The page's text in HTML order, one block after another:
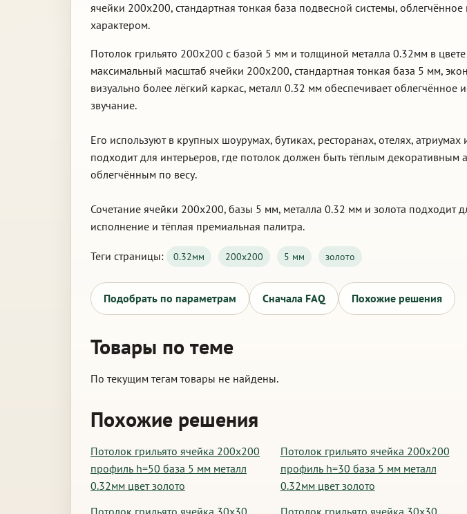
ячейки 200х200, стандартная тонкая база подвесной системы,
характером.
Потолок грильято 200х200 с базой 5 мм и толщиной металла 0.32мм в
максимальный масштаб ячейки 200х200, стандартная тонкая база 5 мм,
визуально более лёгкий каркас, металл 0.32 мм обеспечивает
звучание.
Его используют в крупных шоурумах, бутиках, ресторанах, отелях,
подходит для интерьеров, где потолок должен быть тёплым
облегчённым по весу.
Сочетание ячейки 200х200, базы 5 мм, металла 0.32 мм и золота подходит
исполнение и тёплая премиальная палитра.
Теги страницы: 0.32мм 200х200 5 мм золото
Подобрать по параметрам Сначала FAQ Похожие решения
Товары по теме
По текущим тегам товары не найдены.
Похожие решения
Потолок грильято ячейка 200х200
профиль h=50 база 5 мм металл
0.32мм цвет золото
Потолок грильято ячейка 200х200
профиль h=30 база 5 мм металл
0.32мм цвет золото
Потолок грильято ячейка 30х30
Потолок грильято ячейка 30х30